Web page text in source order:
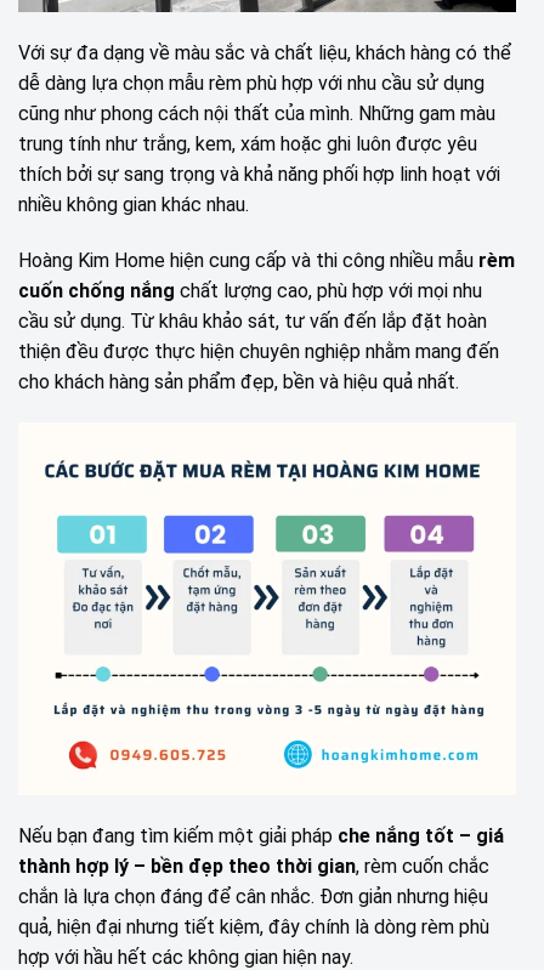
Với sự đa dạng về màu sắc và chất liệu, khách hàng có thể
dễ dàng lựa chọn mẫu rèm phù hợp với nhu cầu sử dụng
cũng như phong cách nội thất của mình. Những gam màu
trung tính như trắng, kem, xám hoặc ghi luôn được yêu
thích bởi sự sang trọng và khả năng phối hợp linh hoạt với
nhiều không gian khác nhau.
Hoàng Kim Home hiện cung cấp và thi công nhiều mẫu rèm
cuốn chống nắng chất lượng cao, phù hợp với mọi nhu
cầu sử dụng. Từ khâu khảo sát, tư vấn đến lắp đặt hoàn
thiện đều được thực hiện chuyên nghiệp nhằm mang đến
cho khách hàng sản phẩm đẹp, bền và hiệu quả nhất.
Nếu bạn đang tìm kiếm một giải pháp che nắng tốt – giá
thành hợp lý – bền đẹp theo thời gian, rèm cuốn chắc
chắn là lựa chọn đáng để cân nhắc. Đơn giản nhưng hiệu
quả, hiện đại nhưng tiết kiệm, đây chính là dòng rèm phù
hợp với hầu hết các không gian hiện nay.